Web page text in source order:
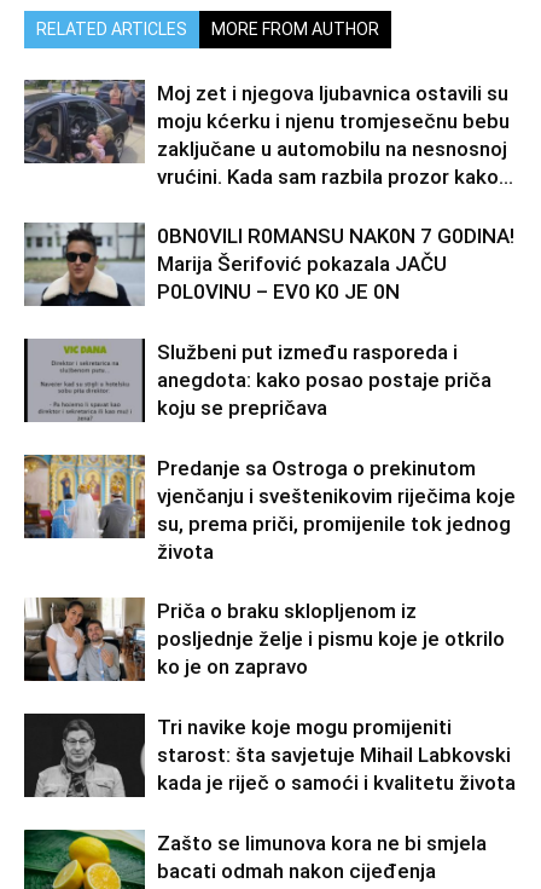
RELATED ARTICLES MORE FROM AUTHOR
Moj zet i njegova ljubavnica ostavili su
moju kćerku i njenu tromjesečnu bebu
zaključane u automobilu na nesnosnoj
vrućini. Kada sam razbila prozor kako...
0BN0VlLl R0MANSU NAK0N 7 G0DlNA!
Marija Šerifović pokazala JAČU
P0L0VINU – EV0 K0 JE 0N
Službeni put između rasporeda i
anegdota: kako posao postaje priča
koju se prepričava
Predanje sa Ostroga o prekinutom
vjenčanju i sveštenikovim riječima koje
su, prema priči, promijenile tok jednog
života
Priča o braku sklopljenom iz
posljednje želje i pismu koje je otkrilo
ko je on zapravo
Tri navike koje mogu promijeniti
starost: šta savjetuje Mihail Labkovski
kada je riječ o samoći i kvalitetu života
Zašto se limunova kora ne bi smjela
bacati odmah nakon cijeđenja